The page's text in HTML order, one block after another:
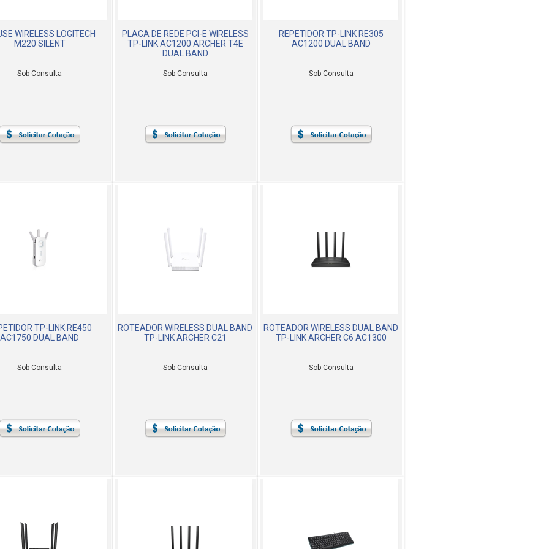
WIRELESS LOGITECH
M220 SILENT
Sob Consulta
PLACA DE REDE PCI-E WIRELESS
TP-LINK AC1200 ARCHER T4E
DUAL BAND
Sob Consulta
REPETIDOR TP-LINK RE305
AC1200 DUAL BAND
Sob Consulta
TP-LINK RE450
AC1750 DUAL BAND
Sob Consulta
ROTEADOR WIRELESS DUAL BAND
TP-LINK ARCHER C21
Sob Consulta
ROTEADOR WIRELESS DUAL BAND
TP-LINK ARCHER C6 AC1300
Sob Consulta